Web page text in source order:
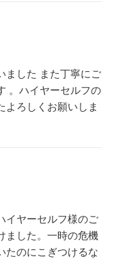
ました また丁寧にご
。ハイヤーセルフの
よろしくお願いしま
イヤーセルフ様のご
ました。一時の危機
たのにこぎつけるな